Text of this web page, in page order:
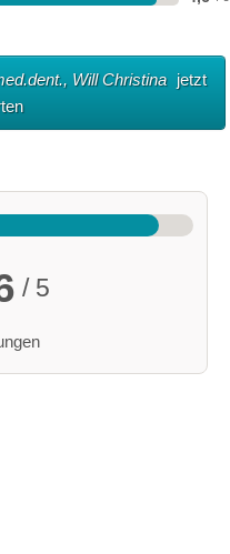
Will Christina jetzt
/ 5